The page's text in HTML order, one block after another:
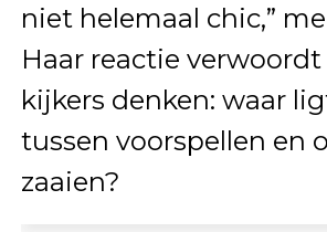
niet helemaal chic,”
Haar reactie
kijkers denken: waar
tussen voorspellen en
zaaien?